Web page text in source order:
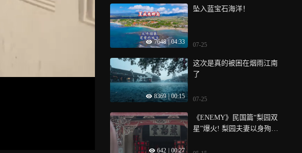
7648 | 04:33
坠入蓝宝石海洋！
07-25
8369 | 00:15
这次是真的被困在烟雨江南
了
07-25
642 00:27
《ENEMY》民国篇“梨园双
星”爆火! 梨园夫妻以身殉国